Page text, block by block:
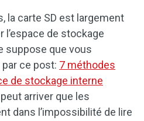
la carte SD est largement
de stockage
suppose que vous
ce post: 7 méthodes
de stockage interne
arriver que les
dans l’impossibilité de lire